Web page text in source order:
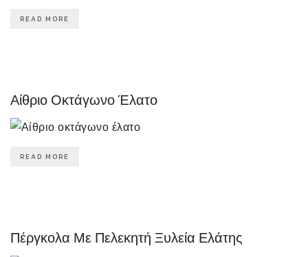
READ MORE
Αίθριο Οκτάγωνο Έλατο
READ MORE
Πέργκολα Με Πελεκητή Ξυλεία Ελάτης